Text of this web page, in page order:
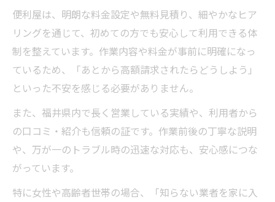
便利屋は、明朗な料金設定や無料見積り、細やかなヒア
リングを通じて、初めての方でも安心して利用できる体
制を整えています。作業内容や料金が事前に明確になっ
ているため、「あとから高額請求されたらどうしよう」
といった不安を感じる必要がありません。
また、福井県内で長く営業している実績や、利用者から
の口コミ・紹介も信頼の証です。作業前後の丁寧な説明
や、万が一のトラブル時の迅速な対応も、安心感につな
がっています。
特に女性や高齢者世帯の場合、「知らない業者を家に入